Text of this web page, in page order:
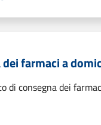
dei farmaci a
di consegna dei